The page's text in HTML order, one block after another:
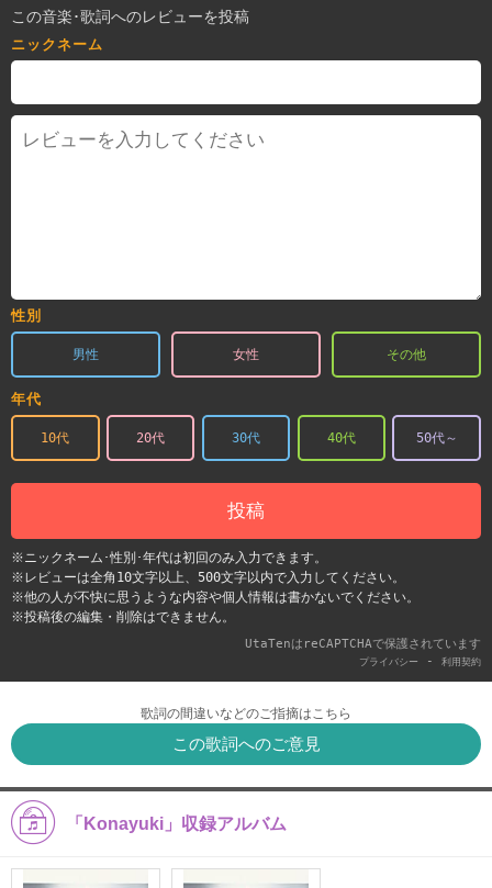
この音楽･歌詞へのレビューを投稿
ニックネーム
性別
男性 女性 その他
年代
10代 20代 30代 40代 50代～
投稿
※ニックネーム･性別･年代は初回のみ入力できます。
※レビューは全角10文字以上、500文字以内で入力してください。
※他の人が不快に思うような内容や個人情報は書かないでください。
※投稿後の編集・削除はできません。
UtaTenはreCAPTCHAで保護されています
プライバシー - 利用契約
歌詞の間違いなどのご指摘はこちら
この歌詞へのご意見
「Konayuki」収録アルバム